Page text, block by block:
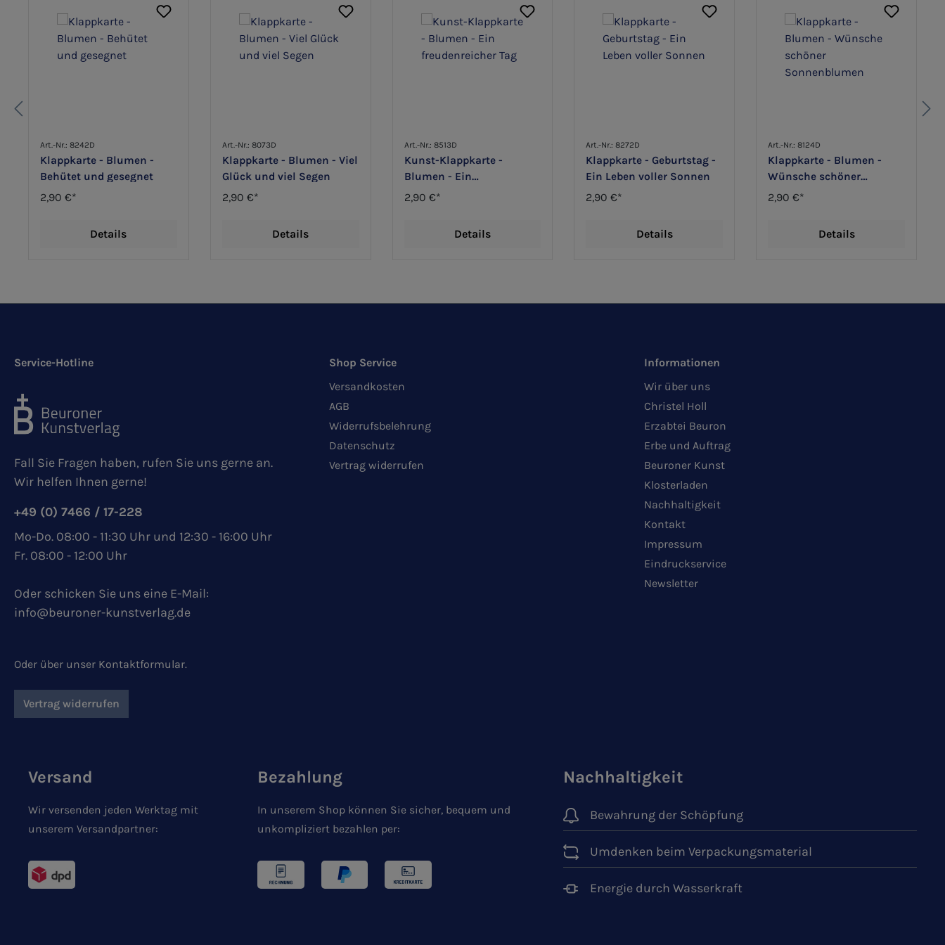
Art.-Nr.: 8242D
Klappkarte - Blumen -
Behütet und gesegnet
2,90 €*
Details
Art.-Nr.: 8073D
Klappkarte - Blumen - Viel
Glück und viel Segen
2,90 €*
Details
Art.-Nr.: 8513D
Kunst-Klappkarte -
Blumen - Ein
freudenreicher Tag
2,90 €*
Details
Art.-Nr.: 8272D
Klappkarte - Geburtstag -
Ein Leben voller Sonnen
2,90 €*
Details
Art.-Nr.: 8124D
Klappkarte - Blumen -
Wünsche schöner
Sonnenblumen
2,90 €*
Details
Service-Hotline
Fall Sie Fragen haben, rufen Sie uns gerne an.
Wir helfen Ihnen gerne!
+49 (0) 7466 / 17-228
Mo-Do. 08:00 - 11:30 Uhr und 12:30 - 16:00 Uhr
Fr. 08:00 - 12:00 Uhr
Oder schicken Sie uns eine E-Mail:
info@beuroner-kunstverlag.de
Oder über unser Kontaktformular.
Vertrag widerrufen
Shop Service
Versandkosten
AGB
Widerrufsbelehrung
Datenschutz
Vertrag widerrufen
Informationen
Wir über uns
Christel Holl
Erzabtei Beuron
Erbe und Auftrag
Beuroner Kunst
Klosterladen
Nachhaltigkeit
Kontakt
Impressum
Eindruckservice
Newsletter
Versand
Wir versenden jeden Werktag mit
unserem Versandpartner:
Bezahlung
In unserem Shop können Sie sicher, bequem und
unkompliziert bezahlen per:
Nachhaltigkeit
Bewahrung der Schöpfung
Umdenken beim Verpackungsmaterial
Energie durch Wasserkraft